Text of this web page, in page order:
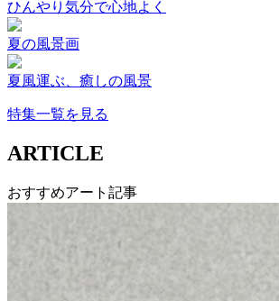
ひんやり気分で心地よく
夏の風景画
夏風運ぶ、癒しの風景
特集一覧を見る
ARTICLE
おすすめアート記事